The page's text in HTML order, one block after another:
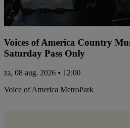
Voices of America Country
Saturday Pass Only
za, 08 aug. 2026 • 12:00
Voice of America MetroPark